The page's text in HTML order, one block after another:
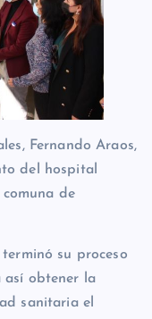
Fernando Araos,
del hospital
de
su proceso
así obtener la
sanitaria el